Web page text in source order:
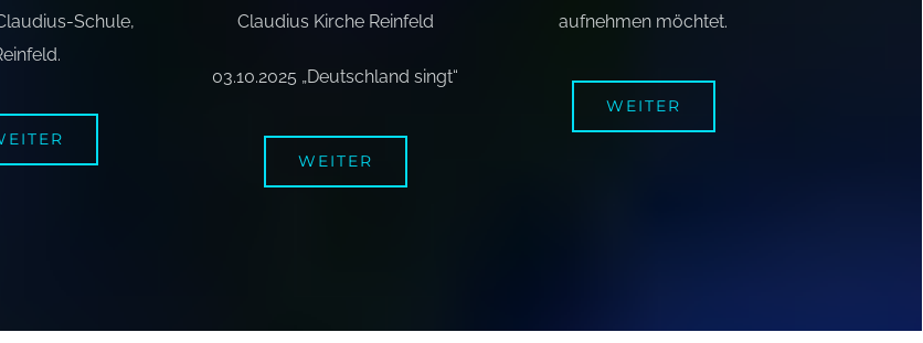
Schule,
Claudius Kirche Reinfeld
03.10.2025 „Deutschland singt“
WEITER
aufnehmen möchtet.
WEITER